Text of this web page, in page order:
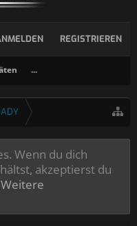
...
REGISTRIEREN
Wenn du dich
akzeptierst du
Weitere